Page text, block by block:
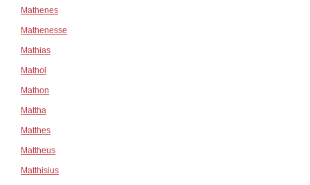
Mathenes
Mathenesse
Mathias
Mathol
Mathon
Mattha
Matthes
Mattheus
Matthisius